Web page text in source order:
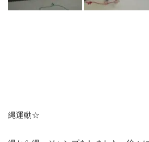
縄運動☆